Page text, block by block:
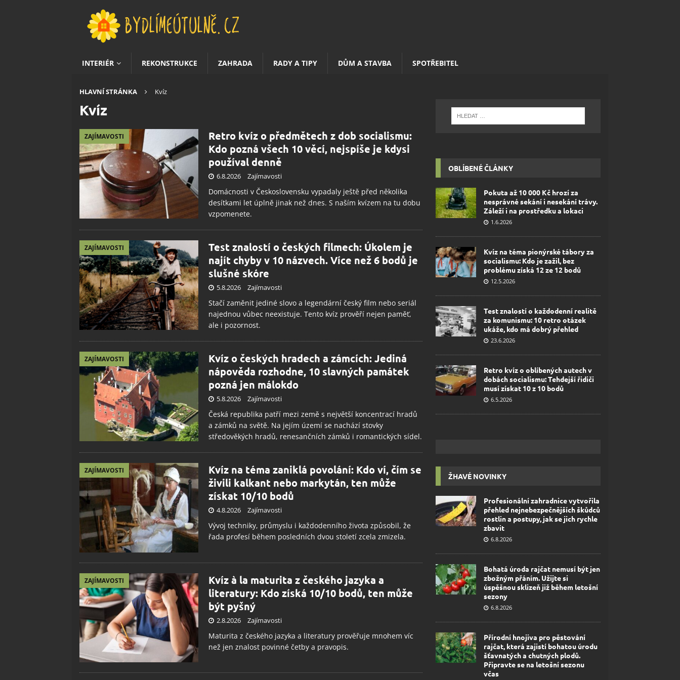
INTERIÉR REKONSTRUKCE ZAHRADA RADY A TIPY DŮM A STAVBA SPOTŘEBITEL
HLAVNÍ STRÁNKA Kvíz
Kvíz
ZAJÍMAVOSTI
Retro kvíz o předmětech z dob socialismu:
Kdo pozná všech 10 věcí, nejspíše je kdysi
používal denně
6.8.2026 Zajímavosti
Domácnosti v Československu vypadaly ještě před několika
desítkami let úplně jinak než dnes. S naším kvízem na tu dobu
vzpomenete.
ZAJÍMAVOSTI
Test znalostí o českých filmech: Úkolem je
najít chyby v 10 názvech. Více než 6 bodů je
slušné skóre
5.8.2026 Zajímavosti
Stačí zaměnit jediné slovo a legendární český film nebo seriál
najednou vůbec neexistuje. Tento kvíz prověří nejen paměť,
ale i pozornost.
ZAJÍMAVOSTI
Kvíz o českých hradech a zámcích: Jediná
nápověda rozhodne, 10 slavných památek
pozná jen málokdo
5.8.2026 Zajímavosti
Česká republika patří mezi země s největší koncentrací hradů
a zámků na světě. Na jejím území se nachází stovky
středověkých hradů, renesančních zámků i romantických sídel.
ZAJÍMAVOSTI
Kvíz na téma zaniklá povolání: Kdo ví, čím se
živili kalkant nebo markytán, ten může
získat 10/10 bodů
4.8.2026 Zajímavosti
Vývoj techniky, průmyslu i každodenního života způsobil, že
řada profesí během posledních dvou století zcela zmizela.
ZAJÍMAVOSTI
Kvíz à la maturita z českého jazyka a
literatury: Kdo získá 10/10 bodů, ten může
být pyšný
2.8.2026 Zajímavosti
Maturita z českého jazyka a literatury prověřuje mnohem víc
než jen znalost povinné četby a pravopis.
OBLÍBENÉ ČLÁNKY
Pokuta až 10 000 Kč hrozí za
nesprávné sekání i nesekání trávy.
Záleží i na prostředku a lokaci
1.6.2026
Kvíz na téma pionýrské tábory za
socialismu: Kdo je zažil, bez
problému získá 12 ze 12 bodů
12.5.2026
Test znalostí o každodenní realitě
za komunismu: 10 retro otázek
ukáže, kdo má dobrý přehled
23.6.2026
Retro kvíz o oblíbených autech v
dobách socialismu: Tehdejší řidiči
musí získat 10 z 10 bodů
6.5.2026
ŽHAVÉ NOVINKY
Profesionální zahradnice vytvořila
přehled nejnebezpečnějších škůdců
rostlin a postupy, jak se jich rychle
zbavit
6.8.2026
Bohatá úroda rajčat nemusí být jen
zbožným přáním. Užijte si
úspěšnou sklizeň již během letošní
sezony
6.8.2026
Přírodní hnojiva pro pěstování
rajčat, která zajistí bohatou úrodu
šťavnatých a chutných plodů.
Připravte se na letošní sezonu
včas